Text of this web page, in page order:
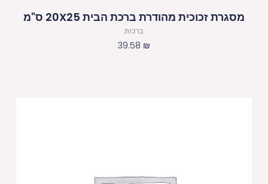
מסגרת זכוכית מהודרת ברכת הבית 20X25 ס"מ
ברכות
39.58 ₪